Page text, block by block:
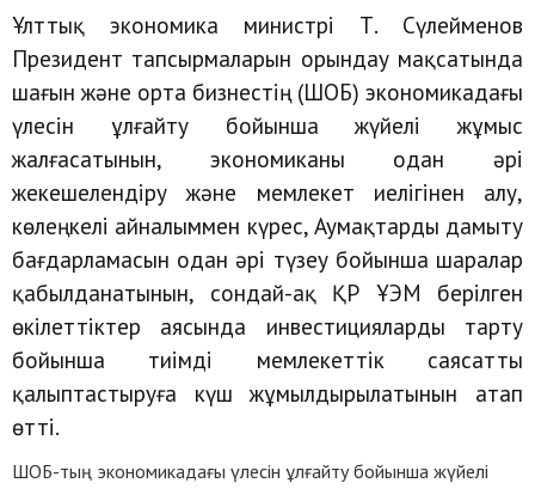
Ұлттық экономика министрі Т. Сүлейменов
Президент тапсырмаларын орындау мақсатында
шағын және орта бизнестің (ШОБ) экономикадағы
үлесін ұлғайту бойынша жүйелі жұмыс
жалғасатынын, экономиканы одан әрі
жекешелендіру және мемлекет иелігінен алу,
көлеңкелі айналыммен күрес, Аумақтарды дамыту
бағдарламасын одан әрі түзеу бойынша шаралар
қабылданатынын, сондай-ақ ҚР ҰЭМ берілген
өкілеттіктер аясында инвестицияларды тарту
бойынша тиімді мемлекеттік саясатты
қалыптастыруға күш жұмылдырылатынын атап
өтті.
ШОБ-тың экономикадағы үлесін ұлғайту бойынша жүйелі